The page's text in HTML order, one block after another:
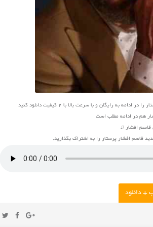
رایگان و با سرعت بالا با 2 کیفیت دانلود کنید
هم در ادامه مطلب است
قاسم افشار ♫
قاسم افشار پرستار را به اشتراک بگذارید.
+ دانلود